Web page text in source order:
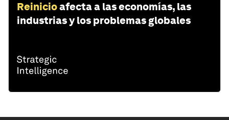
Reinicioafecta a las economías, las
industrias y los problemas globales